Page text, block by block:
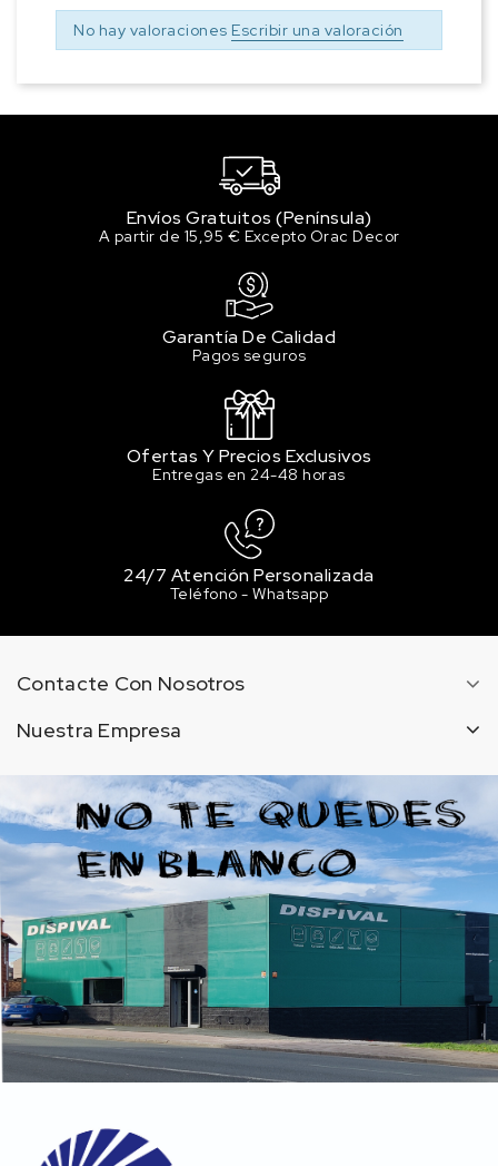
No hay valoraciones Escribir una valoración
Envíos Gratuitos (Península)
A partir de 15,95 € Excepto Orac Decor
Garantía De Calidad
Pagos seguros
Ofertas Y Precios Exclusivos
Entregas en 24-48 horas
24/7 Atención Personalizada
Teléfono - Whatsapp
Contacte Con Nosotros
Nuestra Empresa